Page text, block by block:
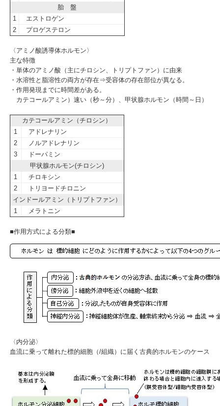
胎 盤
1
エストロゲン
2
プロゲステロン
〈アミノ酸誘導体ホルモン〉
主な特徴
・単体のアミノ酸（主にチロシン、トリプトファン）に由来
・水溶性と脂溶性の両方が存在⇒受容体の存在部位が異なる。
・作用発現までに時間差がある。
カテコールアミン）速い（秒～分）、甲状腺ホルモン（時間～日）
カテコールアミン（チロシン）
1
アドレナリン
2
ノルアドレナリン
3
ドーパミン
甲状腺ホルモン(チロシン)
1
チロキシン
2
トリヨードチロニン
インドールアミン（トリプトファン）
1
メラトニン
■作用方式による分類■
〈内分泌〉
血流に乗って離れた標的細胞（/組織）に届く古典的ホルモンのケース